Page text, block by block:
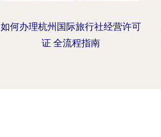
如何办理杭州国际旅行社经营许可
证 全流程指南